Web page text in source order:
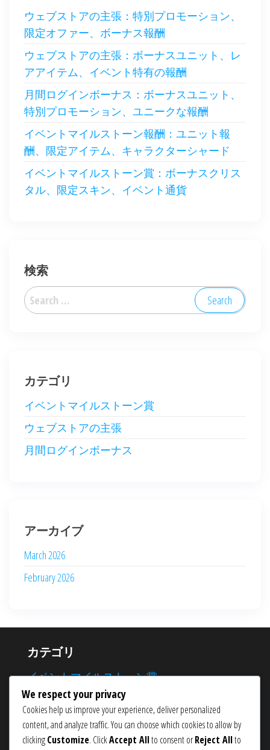
ウェブストアの主張：特別プロモーション、
限定オファー、ボーナス報酬
ウェブストアの主張：ボーナスユニット、レ
アアイテム、イベント特有の報酬
月間ログインボーナス：ボーナスユニット、
特別プロモーション、ユニークな報酬
イベントマイルストーン報酬：ユニット報
酬、限定アイテム、キャラクターシャード
イベントマイルストーン賞：ボーナスクリス
タル、限定スキン、イベント通貨
検索
Search
for:
カテゴリ
イベントマイルストーン賞
ウェブストアの主張
月間ログインボーナス
アーカイブ
March 2026
February 2026
カテゴリ
イベントマイルストーン賞
ウェブストアの主張
月間ログインボーナス
We respect your privacy
Cookies help us improve your experience, deliver personalized
content, and analyze traffic. You can choose which cookies to allow by
clickingCustomize. ClickAccept Allto consent orReject Allto